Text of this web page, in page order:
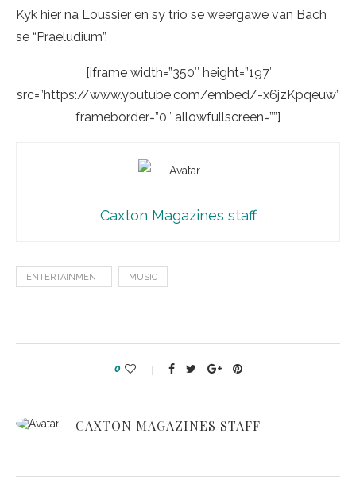
Kyk hier na Loussier en sy trio se weergawe van Bach
se “Praeludium”.
[iframe width=”350″ height=”197″
src=”https://www.youtube.com/embed/-x6jzKpqeuw”
frameborder=”0″ allowfullscreen=””]
Caxton Magazines staff
ENTERTAINMENT MUSIC
0
CAXTON MAGAZINES STAFF